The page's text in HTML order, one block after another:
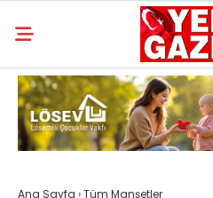
Ana Sayfa ›Tüm Manşetler